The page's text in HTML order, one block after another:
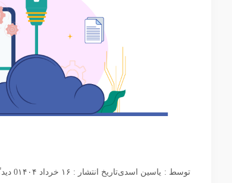
توسط : یاسین اسدیتاریخ انتشار : ۱۶ خرداد ۱۴۰۴ 0 دیدگاه